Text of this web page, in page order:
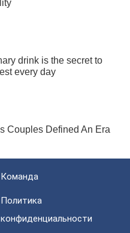
Команда
Политика
конфиденциальности